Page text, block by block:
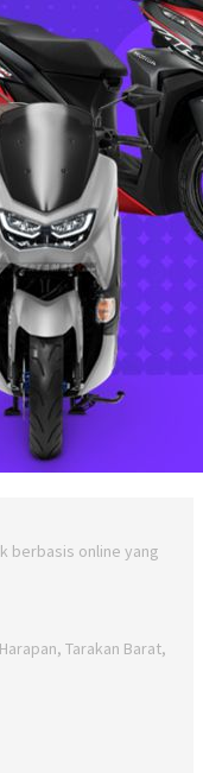
berbasis online yang
Tarakan Barat,